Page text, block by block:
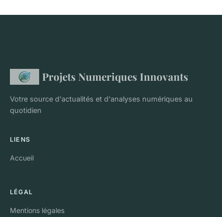
Projets Numeriques Innovants
Votre source d'actualités et d'analyses numériques au
quotidien
LIENS
Accueil
LÉGAL
Mentions légales